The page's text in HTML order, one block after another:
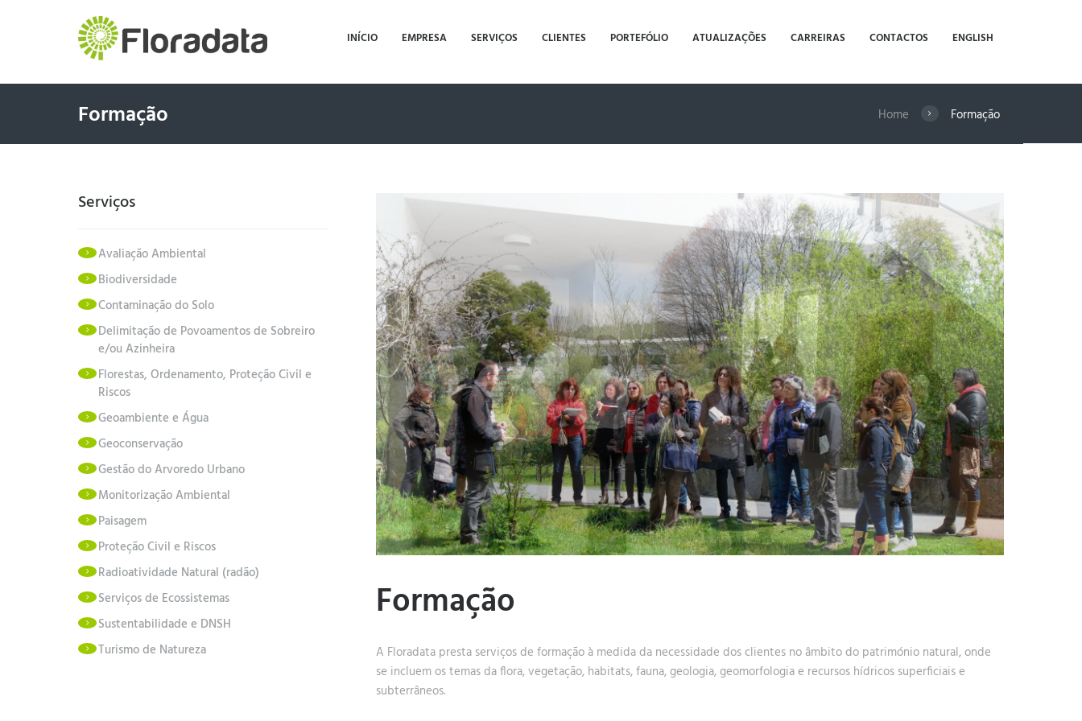
INÍCIO EMPRESA SERVIÇOS CLIENTES PORTEFÓLIO ATUALIZAÇÕES CARREIRAS CONTACTOS ENGLISH
Home Formação
Formação
Formação
A Floradata presta serviços de formação à medida da necessidade dos clientes no âmbito do património natural, onde
se incluem os temas da flora, vegetação, habitats, fauna, geologia, geomorfologia e recursos hídricos superficiais e
subterrâneos.
Serviços
Avaliação Ambiental
Biodiversidade
Contaminação do Solo
Delimitação de Povoamentos de Sobreiro
e/ou Azinheira
Florestas, Ordenamento, Proteção Civil e
Riscos
Geoambiente e Água
Geoconservação
Gestão do Arvoredo Urbano
Monitorização Ambiental
Paisagem
Proteção Civil e Riscos
Radioatividade Natural (radão)
Serviços de Ecossistemas
Sustentabilidade e DNSH
Turismo de Natureza